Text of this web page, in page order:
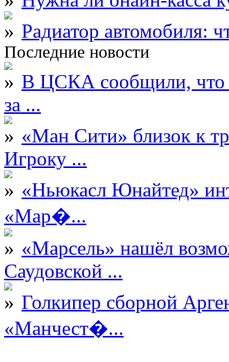
Радиатор автомобиля:
Последние новости
В ЦСКА сообщили, что
за ...
«Ман Сити» близок к
Игроку ...
«Ньюкасл Юнайтед»
«Мар�...
«Марсель» нашёл
Саудовской ...
Голкипер сборной
«Манчест�...